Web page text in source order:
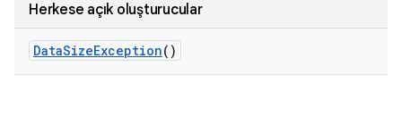
Herkese açık oluşturucular
DataSizeException()